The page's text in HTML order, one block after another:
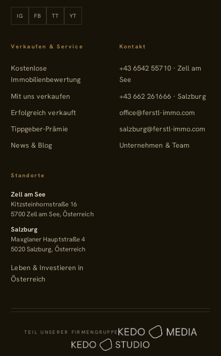
IG
Instagram
FB
Facebook
TT
TikTok
YT
YouTube
Verkaufen & Service
Kostenlose
Immobilienbewertung
Mit uns verkaufen
Erfolgreich verkauft
Tippgeber-Prämie
News & Blog
Kontakt
+43 6542 55710 · Zell am
See
+43 662 261666 · Salzburg
office@ferstl-immo.com
salzburg@ferstl-immo.com
Unternehmen & Team
Standorte
Zell am See
Kitzsteinhornstraße 16
5700 Zell am See, Österreich
Salzburg
Maxglaner Hauptstraße 4
5020 Salzburg, Österreich
Leben & Investieren in
Österreich
TEIL UNSERER FIRMENGRUPPE